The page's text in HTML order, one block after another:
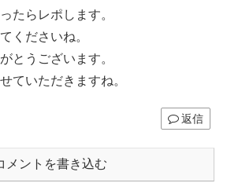
たらレポします。
くださいね。
とうございます。
ていただきますね。
返信
メントを書き込む